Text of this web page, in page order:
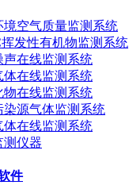
境空气质量监测系统
发性有机物监测系统
声在线监测系统
体在线监测系统
物在线监测系统
染源气体监测系统
体在线监测系统
测仪器
件